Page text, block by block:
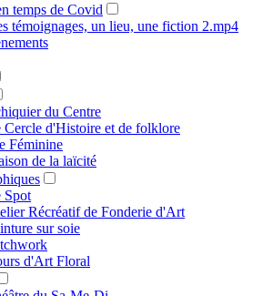
temps de Covid
témoignages, un lieu, une fiction 2.mp4
du Centre
Cercle d'Histoire et de folklore
Féminine
de la laïcité
Spot
Récréatif de Fonderie d'Art
sur soie
d'Art Floral